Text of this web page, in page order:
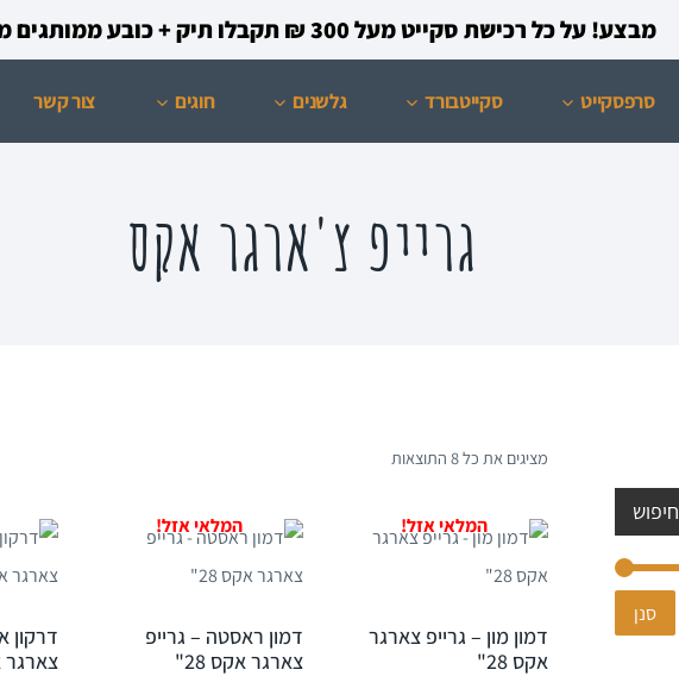
מבצע! על כל רכישת סקייט מעל 300 ₪ תקבלו תיק + כובע ממותגים מתנה!
סרפסקייט סקייטבורד גלשנים חוגים צור קשר
גרייפ צ'ארגר אקס
מציגים את כל ⁦8⁩ התוצאות
דמון מון – גרייפ צארגר
אקס 28"
דמון ראסטה – גרייפ
צארגר אקס 28"
דרקון
צארגר
חיפוש
סנן